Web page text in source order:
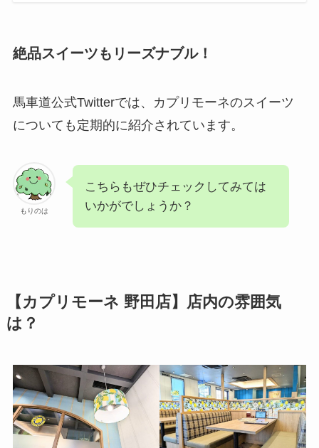
絶品スイーツもリーズナブル！
馬車道公式Twitterでは、カプリモーネのスイーツ
についても定期的に紹介されています。
もりのは
こちらもぜひチェックしてみては
いかがでしょうか？
【カプリモーネ 野田店】店内の雰囲気
は？